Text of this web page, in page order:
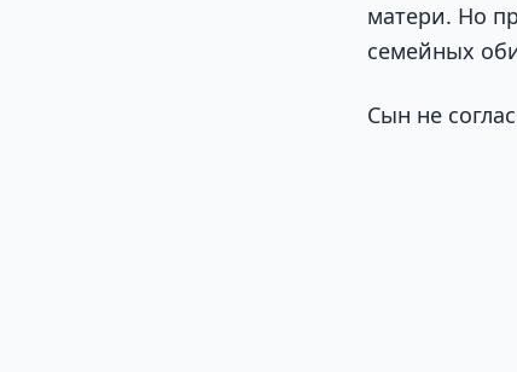
матери. Но
семейных
Сын не